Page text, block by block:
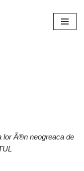
lor Ã®n neogreaca de